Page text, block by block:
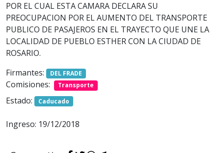
POR EL CUAL ESTA CAMARA DECLARA SU
PREOCUPACION POR EL AUMENTO DEL TRANSPORTE
PUBLICO DE PASAJEROS EN EL TRAYECTO QUE UNE LA
LOCALIDAD DE PUEBLO ESTHER CON LA CIUDAD DE
ROSARIO.
Firmantes:
DEL FRADE
Comisiones: Transporte
Estado: Caducado
Ingreso: 19/12/2018